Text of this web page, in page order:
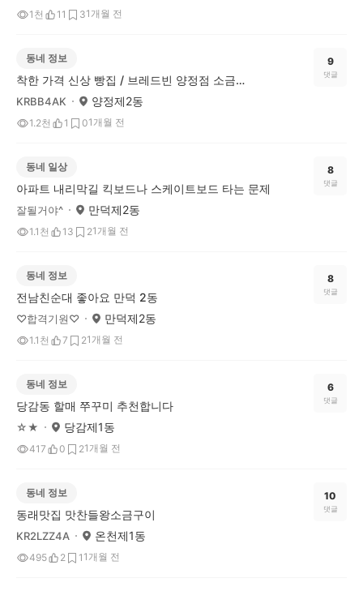
1천 11 31개월 전
동네 정보
착한 가격 신상 빵집 / 브레드빈 양정점 소금빵 가성비 좋네요
KRBB4AK 양정제2동
1.2천 1 01개월 전
9
댓글
동네 일상
아파트 내리막길 킥보드나 스케이트보드 타는 문제
잘될거야^ 만덕제2동
1.1천 13 21개월 전
8
댓글
동네 정보
전남친순대 좋아요 만덕 2동
♡합격기원♡ 만덕제2동
1.1천 7 21개월 전
8
댓글
동네 정보
당감동 할매 쭈꾸미 추천합니다
☆★ 당감제1동
417 0 21개월 전
6
댓글
동네 정보
동래맛집 맛찬들왕소금구이
KR2LZZ4A 온천제1동
495 2 1 1개월 전
10
댓글